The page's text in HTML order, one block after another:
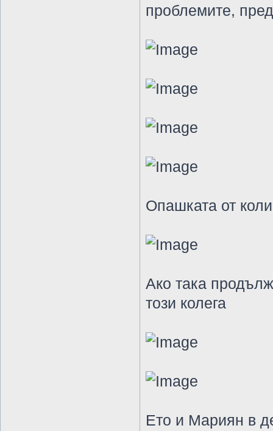
проблемите,
Опашката от
Ако така
този колега
Ето и Мариян в